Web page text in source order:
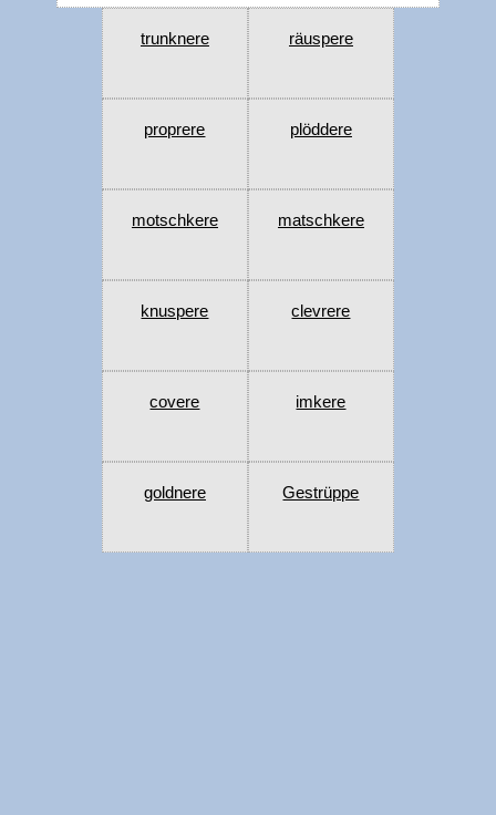
trunknere räuspere
proprere plöddere
motschkere matschkere
knuspere clevrere
covere imkere
goldnere Gestrüppe